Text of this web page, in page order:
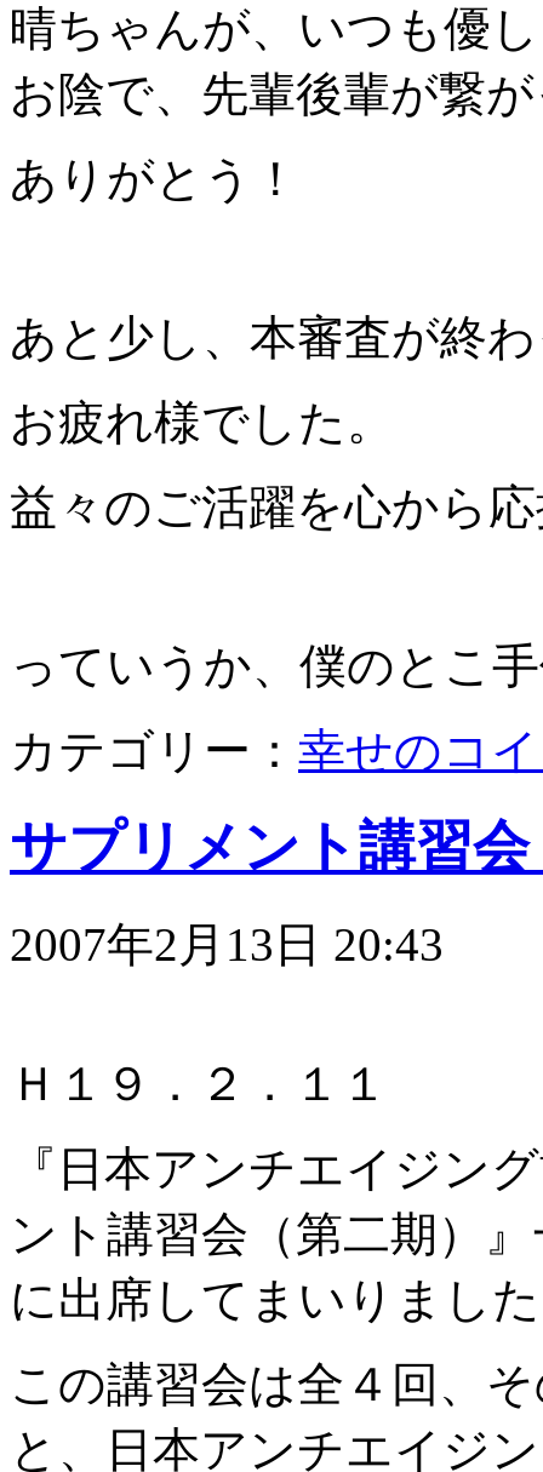
晴ちゃんが、いつも優
お陰で、先輩後輩が繋
ありがとう！
あと少し、本審査が終
お疲れ様でした。
益々のご活躍を心から
っていうか、僕のとこ
カテゴリー： 幸せのコ
サプリメント講習
2007年2月13日 20:43
Ｈ１９．２．１１
『日本アンチエイジン
ント講習会（第二期）
に出席してまいりまし
この講習会は全４回、
と、日本アンチエイジ